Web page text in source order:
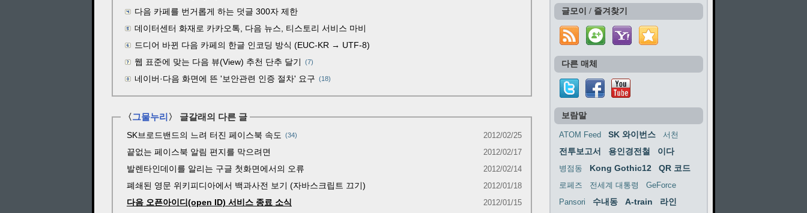
다음 카페를 번거롭게 하는 덧글 300자 제한
데이터센터 화재로 카카오톡, 다음 뉴스, 티스토리 서비스 마비
드디어 바뀐 다음 카페의 한글 인코딩 방식 (EUC-KR → UTF-8)
웹 표준에 맞는 다음 뷰(View) 추천 단추 달기
(7)
네이버·다음 화면에 뜬 '보안관련 인증 절차' 요구 (18)
〈그물누리 〉 글갈래의 다른 글
SK브로드밴드의 느려 터진 페이스북 속도 34 2012/02/25
끝없는 페이스북 알림 편지를 막으려면 2012/02/17
발렌타인데이를 알리는 구글 첫화면에서의 오류 2012/02/14
폐쇄된 영문 위키피디아에서 백과사전 보기 (자바스크립트 끄기) 2012/01/18
다음 오픈아이디(open ID) 서비스 종료 소식 2012/01/15
글모이 / 즐겨찾기
다른 매체
보람말
ATOM Feed SK 와이번스 서천
전투보고서 용인경전철 이다
병점동 Kong Gothic12 QR 코드
로페즈 전세계 대통령
GeForce
Pansori
수내동 A-train 라인